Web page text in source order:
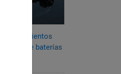
conocimientos
de baterías